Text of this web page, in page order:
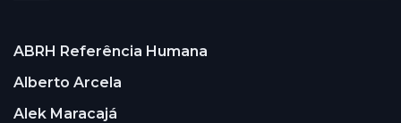
ABRH Referência Humana
Alberto Arcela
Alek Maracajá